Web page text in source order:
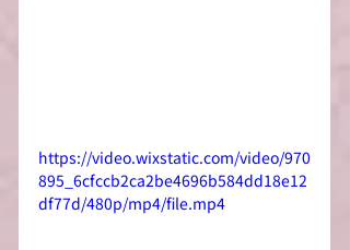
https://video.wixstatic.com/video/970
895_6cfccb2ca2be4696b584dd18e12
df77d/480p/mp4/file.mp4